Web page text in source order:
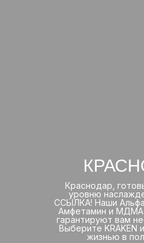
Краснодар,
уровню
ССЫЛКА! Наши
Амфетамин и МДМА
гарантируют вам
Выберите KRAKEN
жизнью в